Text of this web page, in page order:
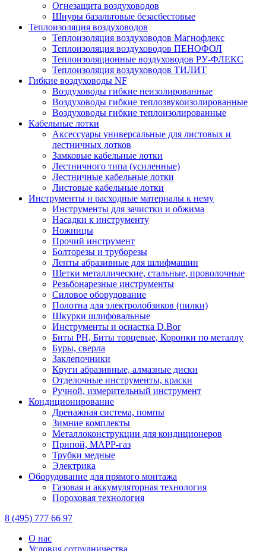
Огнезащита воздуховодов
Шнуры базальтовые безасбестовые
Теплоизоляция воздуховодов
Теплоизоляция воздуховодов Магнофлекс
Теплоизоляция воздуховодов ПЕНОФОЛ
Теплоизоляционные воздуховодов РУ-ФЛЕКС
Теплоизоляция воздуховодов ТИЛИТ
Гибкие воздуховоды NF
Воздуховоды гибкие неизолированные
Воздуховоды гибкие теплозвукоизолированные
Воздуховоды гибкие теплоизолированные
Кабельные лотки
Аксессуары универсальные для листовых и
лестничных лотков
Замковые кабельные лотки
Лестничного типа (усиленные)
Лестничные кабельные лотки
Листовые кабельные лотки
Инструменты и расходные материалы к нему
Инструменты для зачистки и обжима
Насадки к инструменту
Ножницы
Прочий инструмент
Болторезы и труборезы
Ленты абразивные для шлифмашин
Щетки металлические, стальные, проволочные
Резьбонарезные инструменты
Силовое оборудование
Полотна для электролобзиков (пилки)
Шкурки шлифовальные
Инструменты и оснастка D.Bor
Биты PH, Биты торцевые, Коронки по металлу
Буры, сверла
Заклепочники
Круги абразивные, алмазные диски
Отделочные инструменты, краски
Ручной, измерительный инструмент
Кондиционирование
Дренажная система, помпы
Зимние комплекты
Металлоконструкции для кондиционеров
Припой, МАРР-газ
Трубки медные
Электрика
Оборудование для прямого монтажа
Газовая и аккумуляторная технология
Пороховая технология
8 (495) 777 66 97
О нас
Условия сотрудничества